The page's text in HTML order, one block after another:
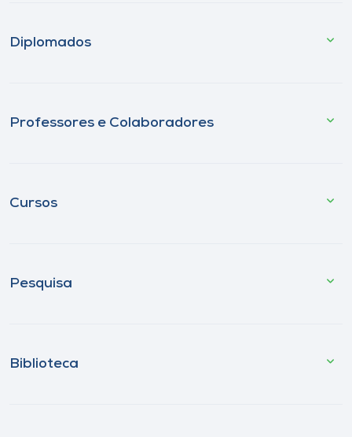
Diplomados
Professores e Colaboradores
Cursos
Pesquisa
Biblioteca